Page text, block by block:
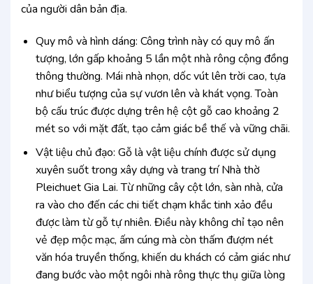
của người dân bản địa.
Quy mô và hình dáng: Công trình này có quy mô ấn
tượng, lớn gấp khoảng 5 lần một nhà rông cộng đồng
thông thường. Mái nhà nhọn, dốc vút lên trời cao, tựa
như biểu tượng của sự vươn lên và khát vọng. Toàn
bộ cấu trúc được dựng trên hệ cột gỗ cao khoảng 2
mét so với mặt đất, tạo cảm giác bề thế và vững chãi.
Vật liệu chủ đạo: Gỗ là vật liệu chính được sử dụng
xuyên suốt trong xây dựng và trang trí Nhà thờ
Pleichuet Gia Lai. Từ những cây cột lớn, sàn nhà, cửa
ra vào cho đến các chi tiết chạm khắc tinh xảo đều
được làm từ gỗ tự nhiên. Điều này không chỉ tạo nên
vẻ đẹp mộc mạc, ấm cúng mà còn thấm đượm nét
văn hóa truyền thống, khiến du khách có cảm giác như
đang bước vào một ngôi nhà rông thực thụ giữa lòng